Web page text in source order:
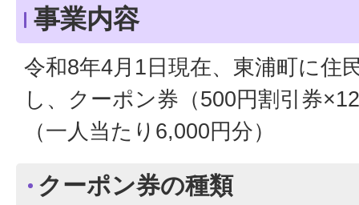
事業内容
令和8年4月1日現在、東浦町に住
し、クーポン券（500円割引券
（一人当たり6,000円分）
クーポン券の種類